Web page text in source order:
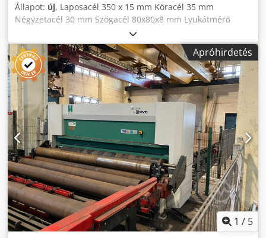
Állapot: új, Laposacél 350 x 15 mm Köracél 35 mm
Négyzetacél 30 mm Szögacél 80x80x8 mm Lyukátmérő
lemezvastagságban: Ø 27 mm 13-as, Ø 20 mm 18-as
lemezben Kés hossza: 356 mm Motorteljesítmény: 3,0 kW
Löketek száma/perc: 34 Max. lyukasztóerő: 500 kN
Dodpfoyv Nafox Anxokr Tömeg: 950 kg Méretek (hossz x
szélesség x magasság): 1300x1100x1850 mm Alapszéria
felszereltség: - Kés garnitúra laposacélhoz - Teljes kés
garnitúra szögacél ollóhoz - Komplett normály lyukasztó
berendezés - Gyorsrögzítő berendezés 31 mm-ig terjedő
szerszámokhoz - Lyukasztó, hasító és laposacél olló asztal -
Él hajlító szerszám V 40 és V 70 matricákkal - Elektromos
végállásütköző (1000 mm)
Apróhirdetés
1 / 5